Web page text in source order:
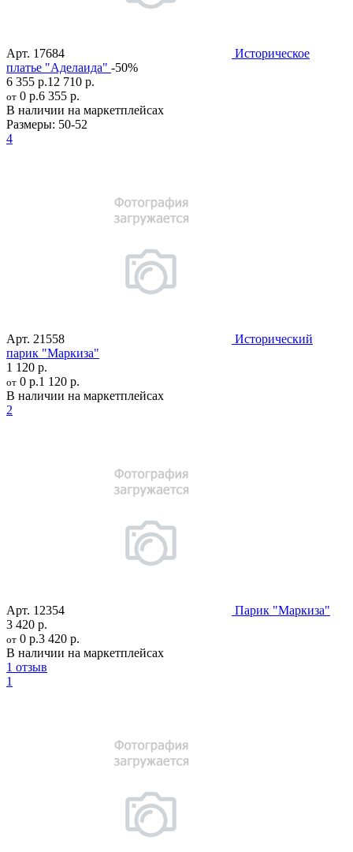
Арт. 17684
Историческое
платье "Аделаида" -50%
6 355 р.12 710 р.
от 0 р.6 355 р.
В наличии на маркетплейсах
Размеры: 50-52
4
Арт. 21558
Исторический
парик "Маркиза"
1 120 р.
от 0 р.1 120 р.
В наличии на маркетплейсах
2
Арт. 12354
Парик "Маркиза"
3 420 р.
от 0 р.3 420 р.
В наличии на маркетплейсах
1 отзыв
1